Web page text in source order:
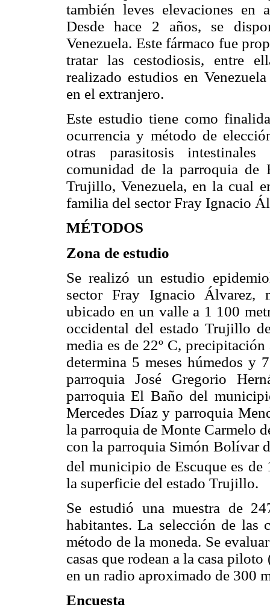
también leves elevaciones en
Desde hace 2 años, se
Venezuela. Este fármaco fue
tratar las cestodiosis, entre
realizado estudios en
en el extranjero.
Este estudio tiene como
ocurrencia y método de
otras parasitosis
comunidad de la parroquia de
Trujillo, Venezuela, en la cual
familia del sector Fray Ignacio
MÉTODOS
Zona de estudio
Se realizó un estudio
sector Fray Ignacio Álvarez,
ubicado en un valle a 1 100
occidental del estado Trujillo
media es de 22º C,
determina 5 meses húmedos y
parroquia José Gregorio
parroquia El Baño del
Mercedes Díaz y parroquia
la parroquia de Monte Carmelo
con la parroquia Simón Bolívar
del municipio de Escuque es de
la superficie del estado Trujillo.
Se estudió una muestra de
habitantes. La selección de las
método de la moneda. Se
casas que rodean a la casa
en un radio aproximado de 300
Encuesta